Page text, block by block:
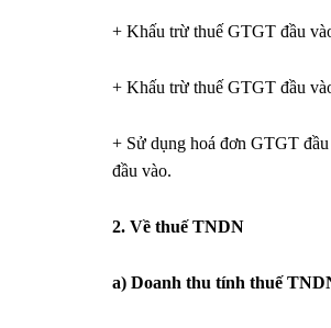
+ Khấu trừ thuế GTGT đầu
+ Khấu trừ thuế GTGT đầu
+ Sử dụng hoá đơn GTGT
đầu vào.
2. Về thuế TNDN
a) Doanh thu tính thuế